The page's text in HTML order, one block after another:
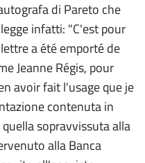
di Pareto che
infatti: "C'est pour
a été emporté de
Jeanne Régis, pour
avoir fait l'usage que je
contenuta in
sopravvissuta alla
alla Banca